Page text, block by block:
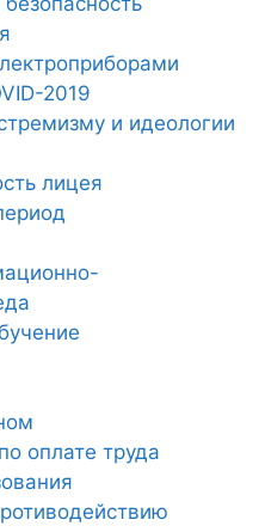
2019
и идеологии
лицея
оплате труда